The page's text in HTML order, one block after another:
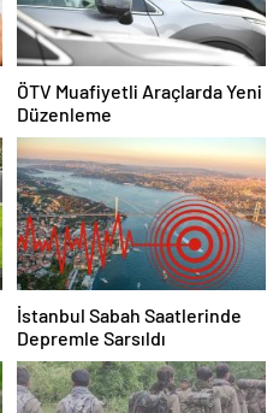
ÖTV Muafiyetli Araçlarda Yeni
Düzenleme
İstanbul Sabah Saatlerinde
Depremle Sarsıldı